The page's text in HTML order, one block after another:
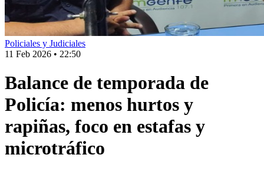
Policiales y Judiciales
11 Feb 2026 • 22:50
Balance de temporada de
Policía: menos hurtos y
rapiñas, foco en estafas y
microtráfico